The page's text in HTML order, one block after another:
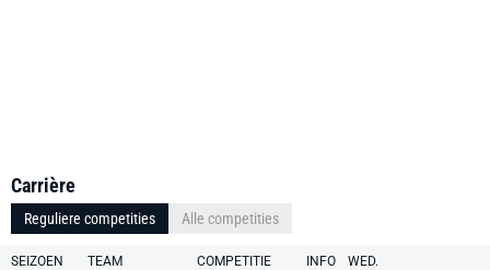
Carrière
Reguliere competities Alle competities
SEIZOEN TEAM COMPETITIE INFO WED.